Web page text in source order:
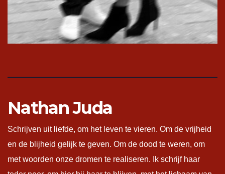
Nathan Juda
Schrijven uit liefde, om het leven te vieren. Om de vrijheid
en de blijheid gelijk te geven. Om de dood te weren, om
met woorden onze dromen te realiseren. Ik schrijf haar